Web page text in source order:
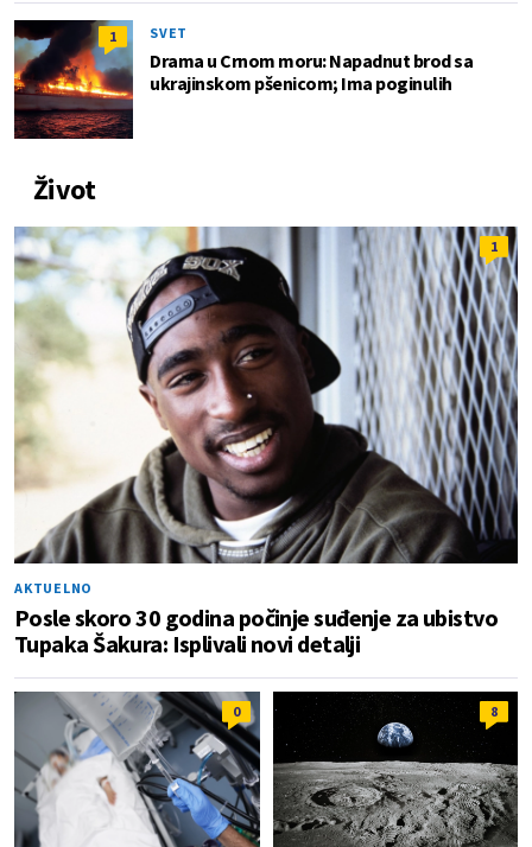
1 SVET
Drama u Crnom moru: Napadnut brod sa
ukrajinskom pšenicom; Ima poginulih
Život
1
AKTUELNO
Posle skoro 30 godina počinje suđenje za ubistvo
Tupaka Šakura: Isplivali novi detalji
0 8